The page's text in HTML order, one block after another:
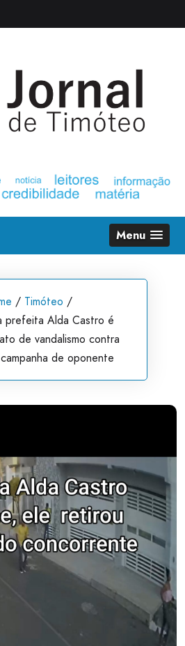
Menu
/ Timóteo /
prefeita Alda Castro é
de vandalismo contra
de oponente